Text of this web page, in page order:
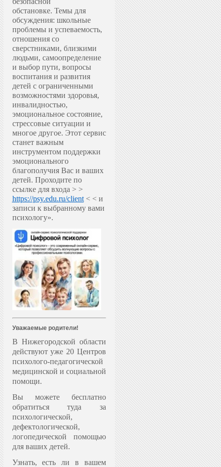
обстановке. Темы для
обсуждения: школьные
проблемы и успеваемость,
отношения со
сверстниками, близкими
людьми, самоопределение
и выбор пути, вопросы
воспитания и развития
детей с ограниченными
возможностями здоровья,
инвалидностью,
эмоциональное состояние,
стрессовые ситуации и
многое другое. Этот сервис
станет важным
инструментом поддержки
эмоционального
благополучия Вас и ваших
детей. Проходите по
ссылке для входа > >
https://psy.edu.ru/client< < и
записи к выбранному вами
психологу».
Уважаемые родители!
В Нижегородской области
действуют уже 20 Центров
психолого-педагогической
медицинской и социальной
помощи.
Вы можете бесплатно
обратиться туда за
психологической,
дефектологической,
логопедической помощью
для ваших детей.
Узнать, есть ли в вашем